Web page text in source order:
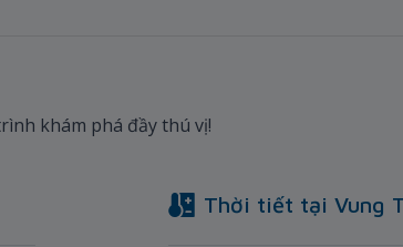
khám phá đầy thú vị!
Thời tiết tại Vung